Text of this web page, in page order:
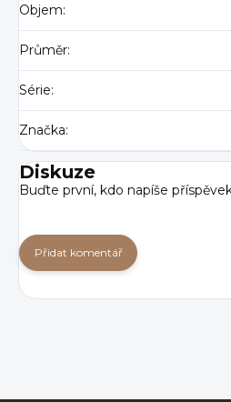
Objem:
Průměr:
Série:
Značka:
Diskuze
Buďte první, kdo napíše
Přidat komentář